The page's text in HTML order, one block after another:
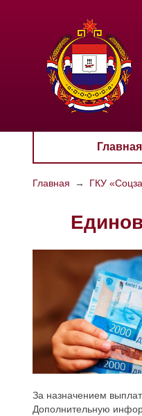
Главная
Главная → ГКУ
За назначением
Дополнительную